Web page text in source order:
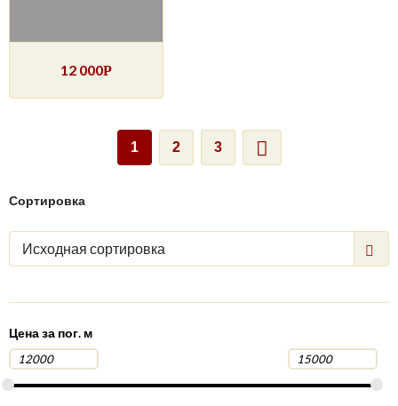
12 000Р
1 2 3
Сортировка
Исходная сортировка
Цена за пог. м